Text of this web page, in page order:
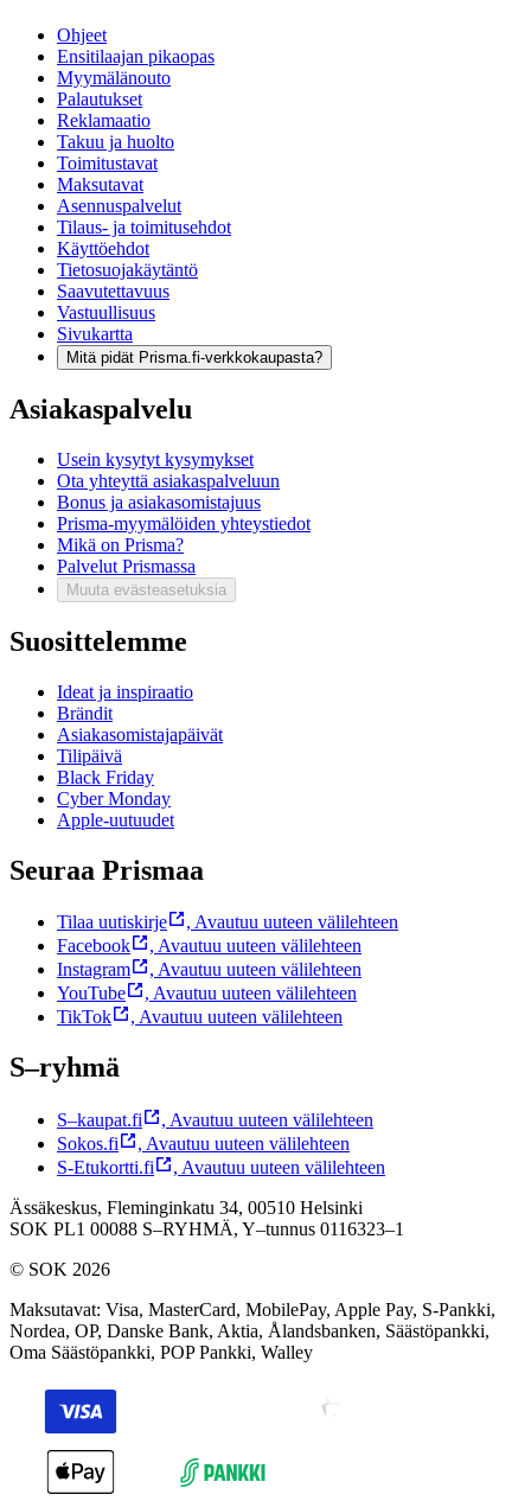
Ohjeet
Ensitilaajan pikaopas
Myymälänouto
Palautukset
Reklamaatio
Takuu ja huolto
Toimitustavat
Maksutavat
Asennuspalvelut
Tilaus- ja toimitusehdot
Käyttöehdot
Tietosuojakäytäntö
Saavutettavuus
Vastuullisuus
Sivukartta
Mitä pidät Prisma.fi-verkkokaupasta?
Asiakaspalvelu
Usein kysytyt kysymykset
Ota yhteyttä asiakaspalveluun
Bonus ja asiakasomistajuus
Prisma-myymälöiden yhteystiedot
Mikä on Prisma?
Palvelut Prismassa
Muuta evästeasetuksia
Suosittelemme
Ideat ja inspiraatio
Brändit
Asiakasomistajapäivät
Tilipäivä
Black Friday
Cyber Monday
Apple-uutuudet
Seuraa Prismaa
Tilaa uutiskirje , Avautuu uuteen välilehteen
Facebook
, Avautuu uuteen välilehteen
Instagram
, Avautuu uuteen välilehteen
YouTube
, Avautuu uuteen välilehteen
TikTok
, Avautuu uuteen välilehteen
S–ryhmä
S–kaupat.fi , Avautuu uuteen välilehteen
Sokos.fi
, Avautuu uuteen välilehteen
S-Etukortti.fi
, Avautuu uuteen välilehteen
Ässäkeskus, Fleminginkatu 34, 00510 Helsinki
SOK PL1 00088 S–RYHMÄ, Y–tunnus 0116323–1
© SOK 2026
Maksutavat: Visa, MasterCard, MobilePay, Apple Pay, S-Pankki,
Nordea, OP, Danske Bank, Aktia, Ålandsbanken, Säästöpankki,
Oma Säästöpankki, POP Pankki, Walley